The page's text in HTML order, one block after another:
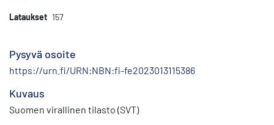
Lataukset 157
Pysyvä osoite
https://urn.fi/URN:NBN:fi-fe2023013115386
Kuvaus
Suomen virallinen tilasto (SVT)